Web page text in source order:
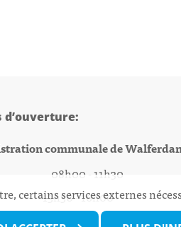
d’ouverture:
communale de
08h00 - 11h30
- 16h00
certains services externes